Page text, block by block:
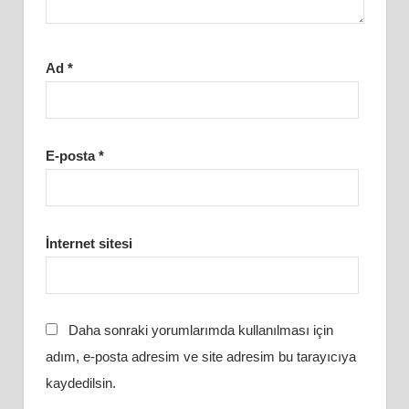
Ad *
E-posta*
İnternet sitesi
Daha sonraki yorumlarımda kullanılması için
adım, e-posta adresim ve site adresim bu tarayıcıya
kaydedilsin.